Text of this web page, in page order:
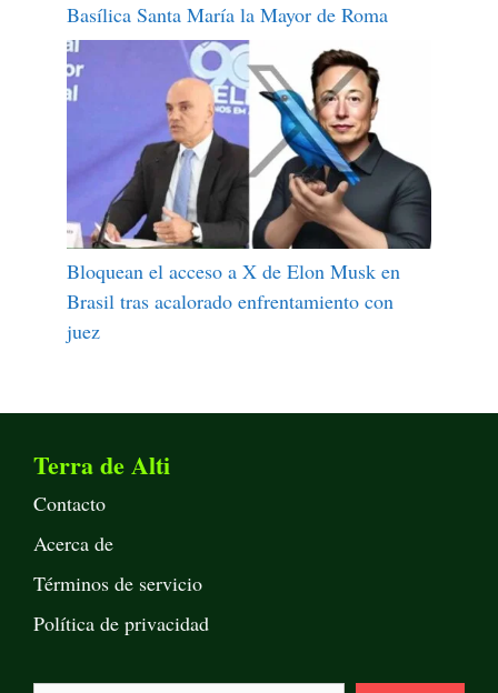
Basílica Santa María la Mayor de Roma
Bloquean el acceso a X de Elon Musk en
Brasil tras acalorado enfrentamiento con
juez
Terra de Alti
Contacto
Acerca de
Términos de servicio
Política de privacidad